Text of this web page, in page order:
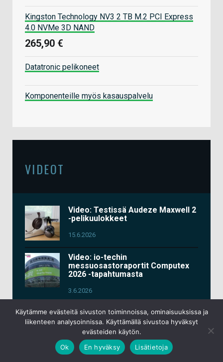
Kingston Technology NV3 2 TB M.2 PCI Express
4.0 NVMe 3D NAND
265,90 €
Datatronic pelikoneet
Komponenteille myös kasauspalvelu
VIDEOT
Video: Testissä Audeze Maxwell 2
-pelikuulokkeet
15.6.2026
Video: io-techin
messuosastoraportit Computex
2026 -tapahtumasta
3.6.2026
Video: Testissä Keychron K2 HE
All-Wood
Käytämme evästeitä sivuston toiminnoissa, ominaisuuksissa ja
liikenteen analysoinnissa. Käyttämällä sivustoa hyväksyt
evästeiden käytön.
Ok
En hyväksy Lisätietoja